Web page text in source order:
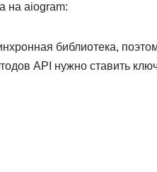
на aiogram:
библиотека,
API нужно ставить